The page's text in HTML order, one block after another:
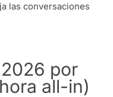
las conversaciones
por
all-in)